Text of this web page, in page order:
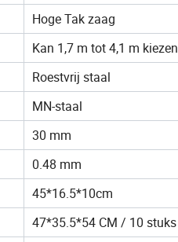
Hoge Tak zaag
Kan 1,7 m tot 4,1 m kiezen
Roestvrij staal
MN-staal
30 mm
0.48 mm
45*16.5*10cm
47*35.5*54 CM / 10 stuks